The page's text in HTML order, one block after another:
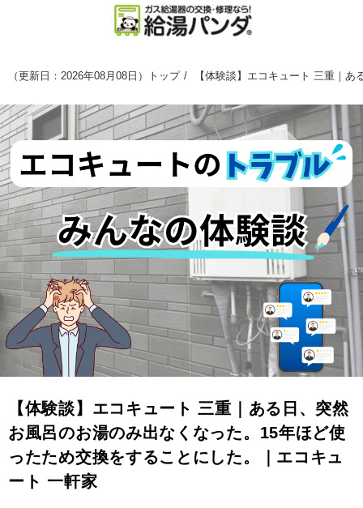
（更新日：2026年08月08日 ） トップ 【体験談】エコキュート 三重｜
【体験談】エコキュート 三重｜ある日、突然
お風呂のお湯のみ出なくなった。15年ほど使
ったため交換をすることにした。｜エコキュ
ート 一軒家